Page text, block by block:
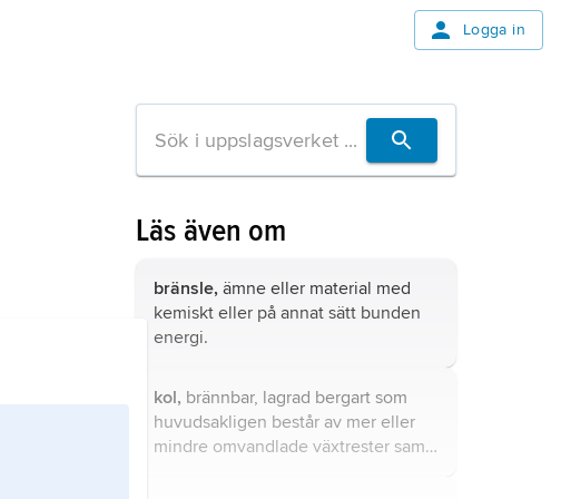
Logga in
Läs även om
bränsle, ämne eller material med
kemiskt eller på annat sätt bunden
energi.
kol, brännbar, lagrad bergart som
huvudsakligen består av mer eller
mindre omvandlade växtrester samt